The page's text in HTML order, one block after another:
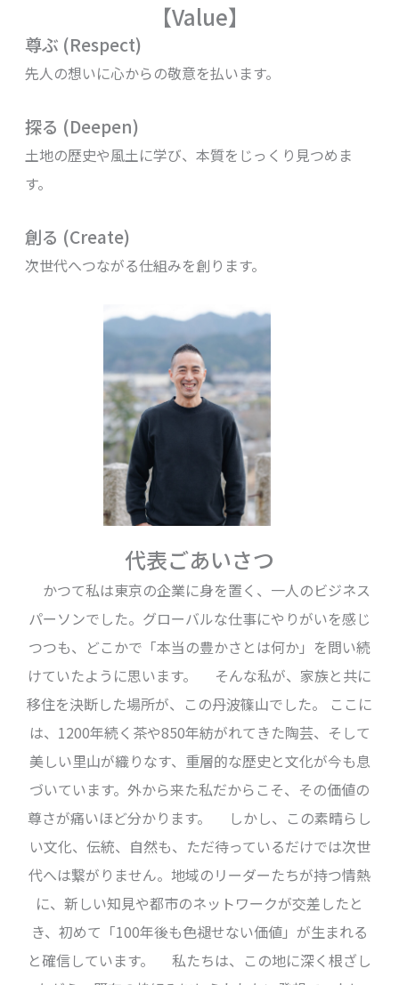
【Value】
尊ぶ (Respect)
先人の想いに心からの敬意を払います。
探る (Deepen)
土地の歴史や風土に学び、本質をじっくり見つめま
す。
創る (Create)
次世代へつながる仕組みを創ります。
代表ごあいさつ
かつて私は東京の企業に身を置く、一人のビジネス
パーソンでした。グローバルな仕事にやりがいを感じ
つつも、どこかで「本当の豊かさとは何か」を問い続
けていたように思います。 そんな私が、家族と共に
移住を決断した場所が、この丹波篠山でした。 ここに
は、1200年続く茶や850年紡がれてきた陶芸、そして
美しい里山が織りなす、重層的な歴史と文化が今も息
づいています。外から来た私だからこそ、その価値の
尊さが痛いほど分かります。 しかし、この素晴らし
い文化、伝統、自然も、ただ待っているだけでは次世
代へは繋がりません。地域のリーダーたちが持つ情熱
に、新しい知見や都市のネットワークが交差したと
き、初めて「100年後も色褪せない価値」が生まれる
と確信しています。 私たちは、この地に深く根ざし